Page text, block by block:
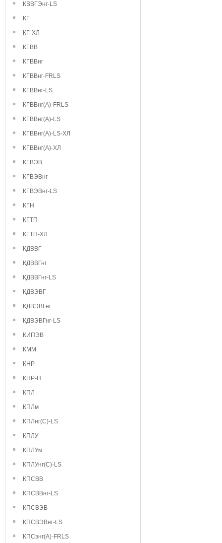
КВВГЭнг-LS
КГ
КГ-ХЛ
КГВВ
КГВВнг
КГВВнг-FRLS
КГВВнг-LS
КГВВнг(А)-FRLS
КГВВнг(А)-LS
КГВВнг(А)-LS-ХЛ
КГВВнг(А)-ХЛ
КГВЭВ
КГВЭВнг
КГВЭВнг-LS
КГН
КГТП
КГТП-ХЛ
КДВВГ
КДВВГнг
КДВВГнг-LS
КДВЭВГ
КДВЭВГнг
КДВЭВГнг-LS
КИПЭВ
КММ
КНР
КНР-П
КПЛ
КПЛм
КПЛнг(С)-LS
КПЛУ
КПЛУм
КПЛУнг(С)-LS
КПСВВ
КПСВВнг-LS
КПСВЭВ
КПСВЭВнг-LS
КПСэнг(А)-FRLS